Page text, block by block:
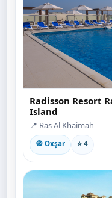
Radisson Resort
Island
📍 Ras Al Khaimah
🧭 Oxşar ⭐ 4